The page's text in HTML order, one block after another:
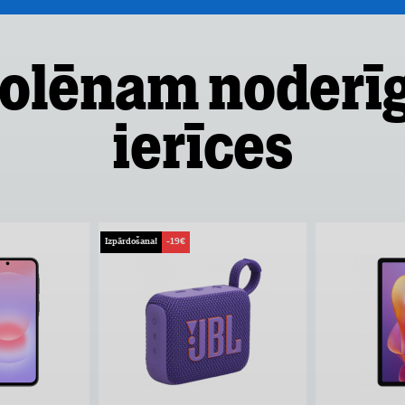
ierīces
Izpārdošana! -19€